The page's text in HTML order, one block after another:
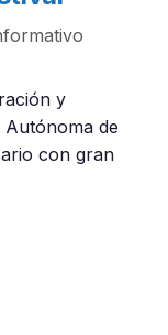
y
Autónoma de
con gran